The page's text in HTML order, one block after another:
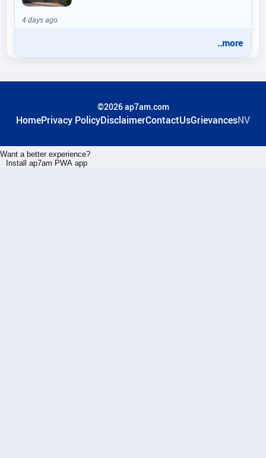
4 days ago
..more
©2026 ap7am.com
HomePrivacy PolicyDisclaimerContactUsGrievancesNV
Want a better experience?
Install ap7am PWA app